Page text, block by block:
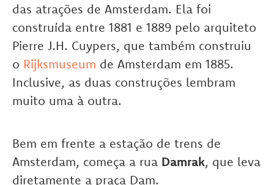
das atrações de Amsterdam. Ela foi
construída entre 1881 e 1889 pelo arquiteto
Pierre J.H. Cuypers, que também construiu
o Rijksmuseum de Amsterdam em 1885.
Inclusive, as duas construções lembram
muito uma à outra.
Bem em frente a estação de trens de
Amsterdam, começa a rua Damrak, que leva
diretamente a praça Dam.